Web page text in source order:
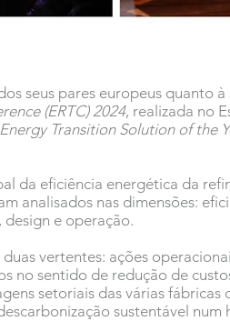
seus pares europeus quanto
(ERTC) 2024, realizada no
Energy Transition Solution of the
da eficiência energética da
analisados nas dimensões:
design e operação.
vertentes: ações
no sentido de redução de
setoriais das várias fábricas
sustentável num